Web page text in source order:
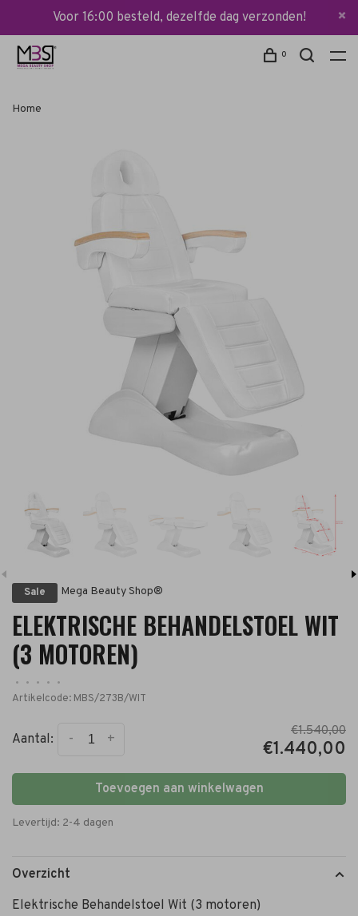
Voor 16:00 besteld, dezelfde dag verzonden!
0
Home
Sale Mega Beauty Shop®
ELEKTRISCHE BEHANDELSTOEL WIT
(3 MOTOREN)
• • • •
•
Artikelcode: MBS/273B/WIT
Aantal: +
-
€1.540,00
€1.440,00
Toevoegen aan winkelwagen
Levertijd: 2-4 dagen
Overzicht
Elektrische Behandelstoel Wit (3 motoren)